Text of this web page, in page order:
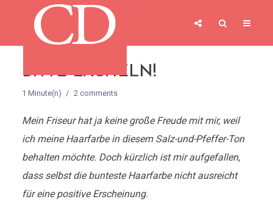
BITTE LÄCHELN!
1 Minute(n) 2 comments
Mein Friseur hat ja keine große Freude mit mir, weil
ich meine Haarfarbe in diesem Salz-und-Pfeffer-Ton
behalten möchte. Doch kürzlich ist mir aufgefallen,
dass selbst die bunteste Haarfarbe nicht ausreicht
für eine positive Erscheinung.